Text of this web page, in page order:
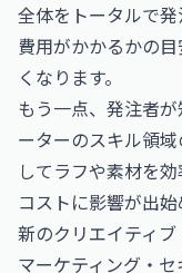
全体をトータルで
費用がかかるかの
くなります。
もう一点、発注者
ーターのスキル領
してラフや素材を
コストに影響が出
新のクリエイティブ
マーケティング・